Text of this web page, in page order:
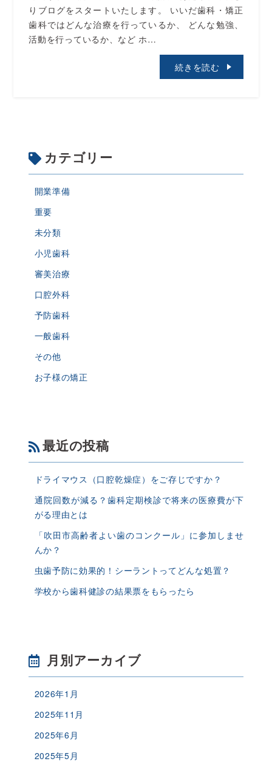
りブログをスタートいたします。 いいだ歯科・矯正
歯科ではどんな治療を行っているか、 どんな勉強、
活動を行っているか、など ホ…
続きを読む
カテゴリー
開業準備
重要
未分類
小児歯科
審美治療
口腔外科
予防歯科
一般歯科
その他
お子様の矯正
最近の投稿
ドライマウス（口腔乾燥症）をご存じですか？
通院回数が減る？歯科定期検診で将来の医療費が下
がる理由とは
「吹田市高齢者よい歯のコンクール」に参加しませ
んか？
虫歯予防に効果的！シーラントってどんな処置？
学校から歯科健診の結果票をもらったら
月別アーカイブ
2026年1月
2025年11月
2025年6月
2025年5月